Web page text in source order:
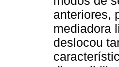
anteriores,
mediadora
deslocou